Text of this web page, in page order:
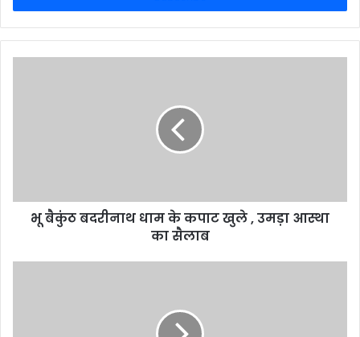
भू बैकुंठ बदरीनाथ धाम के कपाट खुले , उमड़ा आस्था
का सैलाब